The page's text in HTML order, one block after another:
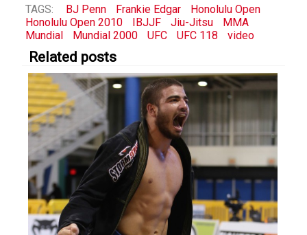
TAGS: BJ Penn Frankie Edgar
Honolulu Open
Honolulu Open 2010
IBJJF Jiu-Jitsu
MMA
Mundial
Mundial 2000 UFC UFC 118 video
Related posts